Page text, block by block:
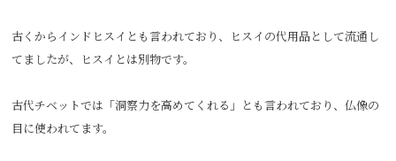
古くからインドヒスイとも言われており、ヒスイの代用品として流通し
てましたが、ヒスイとは別物です。
古代チベットでは「洞察力を高めてくれる」とも言われており、仏像の
目に使われてます。